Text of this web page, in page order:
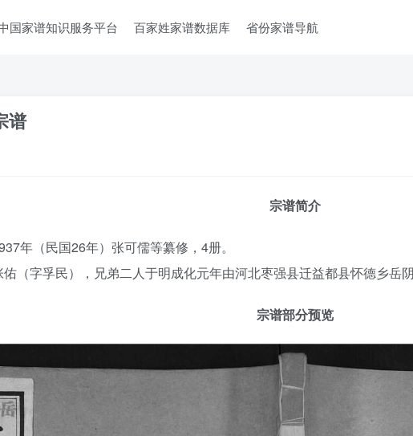
国家谱知识服务平台 百家姓家谱数据库 省份家谱导航
谱
宗谱简介
年（民国26年）张可儒等纂修，4册。
（字孚民），兄弟二人于明成化元年由河北枣强县迁益都县怀德乡岳
宗谱部分预览